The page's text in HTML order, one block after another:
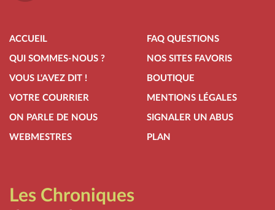
ACCUEIL
QUI SOMMES-NOUS ?
VOUS L'AVEZ DIT !
VOTRE COURRIER
ON PARLE DE NOUS
WEBMESTRES
FAQ QUESTIONS
NOS SITES FAVORIS
BOUTIQUE
MENTIONS LÉGALES
SIGNALER UN ABUS
PLAN
Les Chroniques